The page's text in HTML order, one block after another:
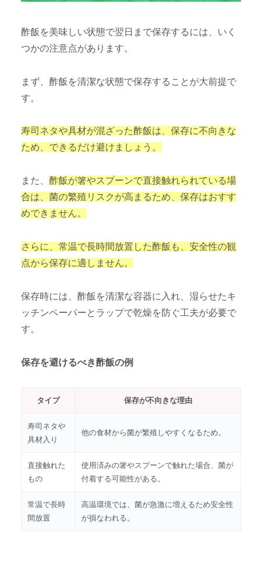
酢飯を美味しい状態で翌日まで保存するには、いく
つかの注意点があります。
まず、酢飯を清潔な状態で保存することが大前提で
す。
寿司ネタや具材が混ざった酢飯は、保存に不向きな
ため、できるだけ避けましょう。
また、 酢飯が箸やスプーンで直接触れられている場
合は、菌の繁殖リスクが高まるため、保存はおすす
めできません。
さらに、常温で長時間放置した酢飯も、安全性の観
点から保存に適しません。
保存時には、酢飯を清潔な容器に入れ、湿らせたキ
ッチンペーパーとラップで乾燥を防ぐ工夫が必要で
す。
保存を避けるべき酢飯の例
タイプ 保存が不向きな理由
寿司ネタや
具材入り
他の食材から菌が繁殖しやすくなるため。
直接触れた
もの
使用済みの箸やスプーンで触れた場合、菌が
付着する可能性がある。
常温で長時
間放置
高温環境では、菌が急激に増えるため安全性
が損なわれる。